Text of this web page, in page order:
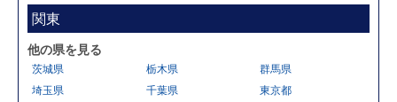
関東
他の県を見る
茨城県 栃木県
群馬県
埼玉県
千葉県
東京都